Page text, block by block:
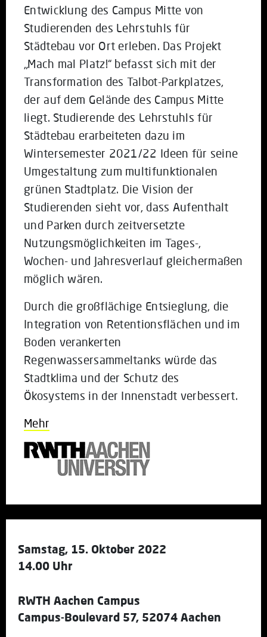
Entwicklung des Campus Mitte von
Studierenden des Lehrstuhls für
Städtebau vor Ort erleben. Das Projekt
„Mach mal Platz!“ befasst sich mit der
Transformation des Talbot-Parkplatzes,
der auf dem Gelände des Campus Mitte
liegt. Studierende des Lehrstuhls für
Städtebau erarbeiteten dazu im
Wintersemester 2021/22 Ideen für seine
Umgestaltung zum multifunktionalen
grünen Stadtplatz. Die Vision der
Studierenden sieht vor, dass Aufenthalt
und Parken durch zeitversetzte
Nutzungsmöglichkeiten im Tages-,
Wochen- und Jahresverlauf gleichermaßen
möglich wären.
Durch die großflächige Entsieglung, die
Integration von Retentionsflächen und im
Boden verankerten
Regenwassersammeltanks würde das
Stadtklima und der Schutz des
Ökosystems in der Innenstadt verbessert.
Mehr
Samstag, 15. Oktober 2022
14.00 Uhr
RWTH Aachen Campus
Campus-Boulevard 57, 52074 Aachen